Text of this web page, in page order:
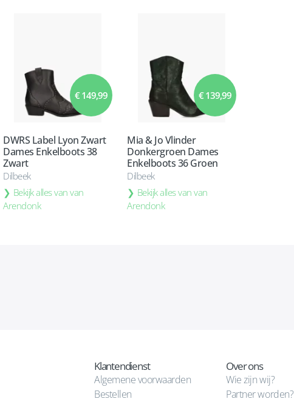
€ 149,99
DWRS Label Lyon Zwart
Dames Enkelboots 38
Zwart
Dilbeek
Bekijk alles van van
Arendonk
€ 139,99
Mia & Jo Vlinder
Donkergroen Dames
Enkelboots 36 Groen
Dilbeek
Bekijk alles van van
Arendonk
Klantendienst
Algemene voorwaarden
Bestellen
Over ons
Wie zijn wij?
Partner worden?